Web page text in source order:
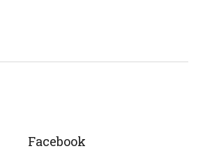
Facebook